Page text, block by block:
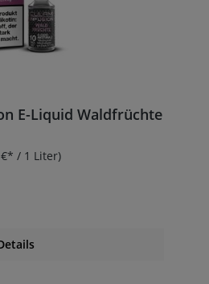
E-Liquid Waldfrüchte
/ 1 Liter)